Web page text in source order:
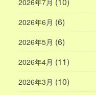
2026年7月
2026年6月 (6)
2026年5月 (6)
2026年4月 (11)
2026年3月 (10)